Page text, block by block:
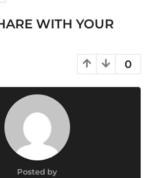
WITH YOUR
0
Posted by